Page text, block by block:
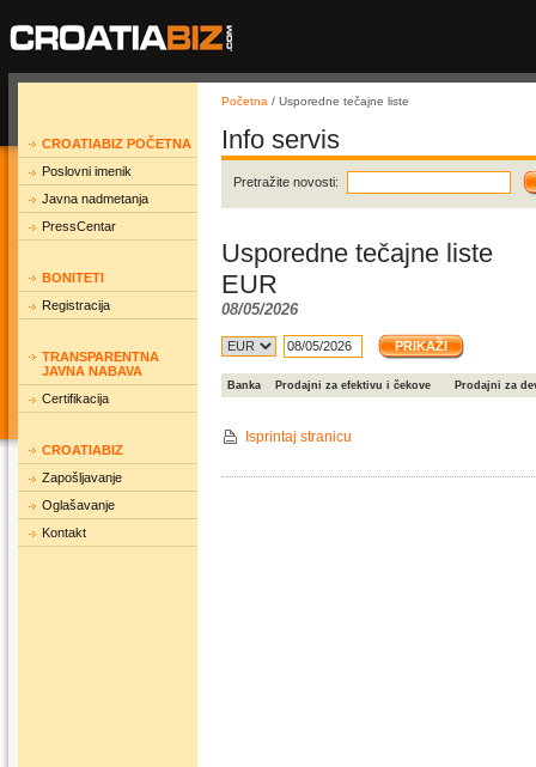
CROATIABIZ POČETNA
Poslovni imenik
Javna nadmetanja
PressCentar
BONITETI
Registracija
TRANSPARENTNA
JAVNA NABAVA
Certifikacija
CROATIABIZ
Zapošljavanje
Oglašavanje
Kontakt
Početna / Usporedne tečajne liste
Info servis
Pretražite novosti:
Usporedne tečajne liste
EUR
08/05/2026
Banka Prodajni za efektivu i čekove Prodajni za
Isprintaj stranicu